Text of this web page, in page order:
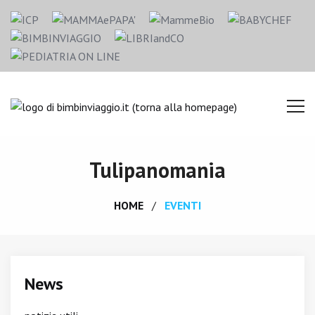
Tulipanomania
HOME EVENTI
News